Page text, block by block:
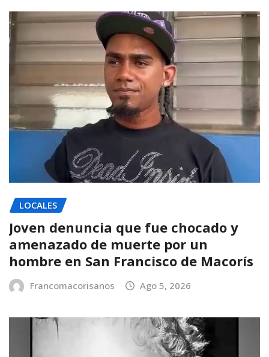
LOCALES
Joven denuncia que fue chocado y
amenazado de muerte por un
hombre en San Francisco de Macorís
Francomacorisanos Ago 5, 2026